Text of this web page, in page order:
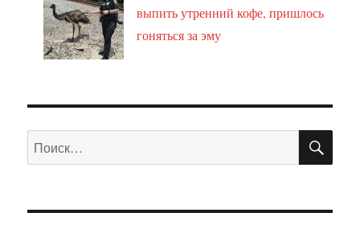
выпить утренний кофе, пришлось
гоняться за эму
Искать: